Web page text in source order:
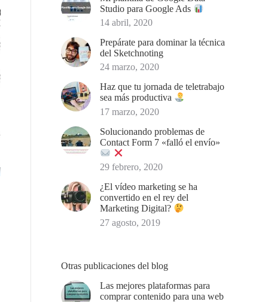
Studio para Google Ads
14 abril, 2020
Prepárate para dominar la técnica
del Sketchnoting
24 marzo, 2020
Haz que tu jornada de teletrabajo
sea más productiva
17 marzo, 2020
Solucionando problemas de
Contact Form 7 «falló el envío»
29 febrero, 2020
¿El vídeo marketing se ha
convertido en el rey del
Marketing Digital?
27 agosto, 2019
Otras publicaciones del blog
Las mejores plataformas para
comprar contenido para una web